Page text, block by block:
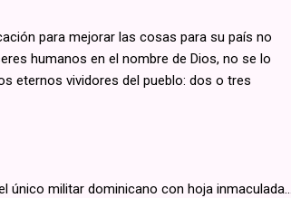
para mejorar las cosas para su país no
humanos en el nombre de Dios, no se lo
eternos vividores del pueblo: dos o tres
único militar dominicano con hoja inmaculada…